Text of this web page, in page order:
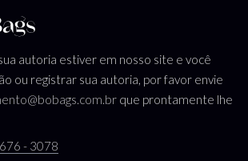
autoria estiver em nosso site e você
ou registrar sua autoria, por favor envie
que prontamente lhe
- 3078